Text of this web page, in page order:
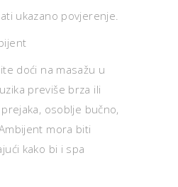
ukazano povjerenje.
doći na masažu u
previše brza ili
osoblje bučno,
mora biti
kako bi i spa